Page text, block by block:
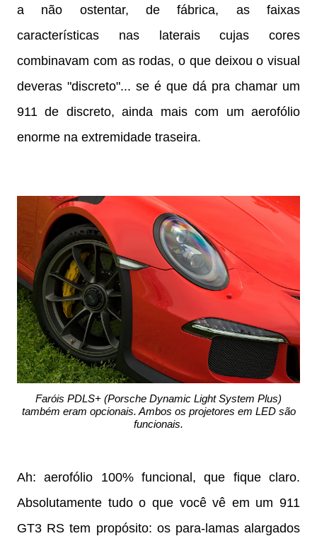
a não ostentar, de fábrica, as faixas
características nas laterais cujas cores
combinavam com as rodas, o que deixou o visual
deveras "discreto"... se é que dá pra chamar um
911 de discreto, ainda mais com um aerofólio
enorme na extremidade traseira.
Faróis PDLS+ (Porsche Dynamic Light System Plus)
também eram opcionais. Ambos os projetores em LED são
funcionais.
Ah: aerofólio 100% funcional, que fique claro.
Absolutamente tudo o que você vê em um 911
GT3 RS tem propósito: os para-lamas alargados